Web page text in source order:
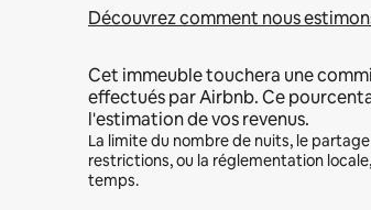
Découvrez comment nous
Cet immeuble touchera une
effectués par Airbnb. Ce
l'estimation de vos revenus.
La limite du nombre de nuits, le
restrictions, ou la réglementation
temps.